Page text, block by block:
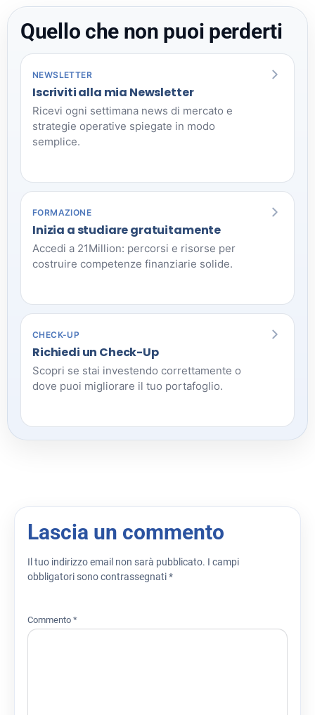
Quello che non puoi perderti
NEWSLETTER
Iscriviti alla mia Newsletter
Ricevi ogni settimana news di mercato e
strategie operative spiegate in modo
semplice.
FORMAZIONE
Inizia a studiare gratuitamente
Accedi a 21Million: percorsi e risorse per
costruire competenze finanziarie solide.
CHECK-UP
Richiedi un Check-Up
Scopri se stai investendo correttamente o
dove puoi migliorare il tuo portafoglio.
Lascia un commento
Il tuo indirizzo email non sarà pubblicato. I campi
obbligatori sono contrassegnati*
Commento *